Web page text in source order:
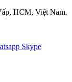
HCM, Việt Nam.
Skype